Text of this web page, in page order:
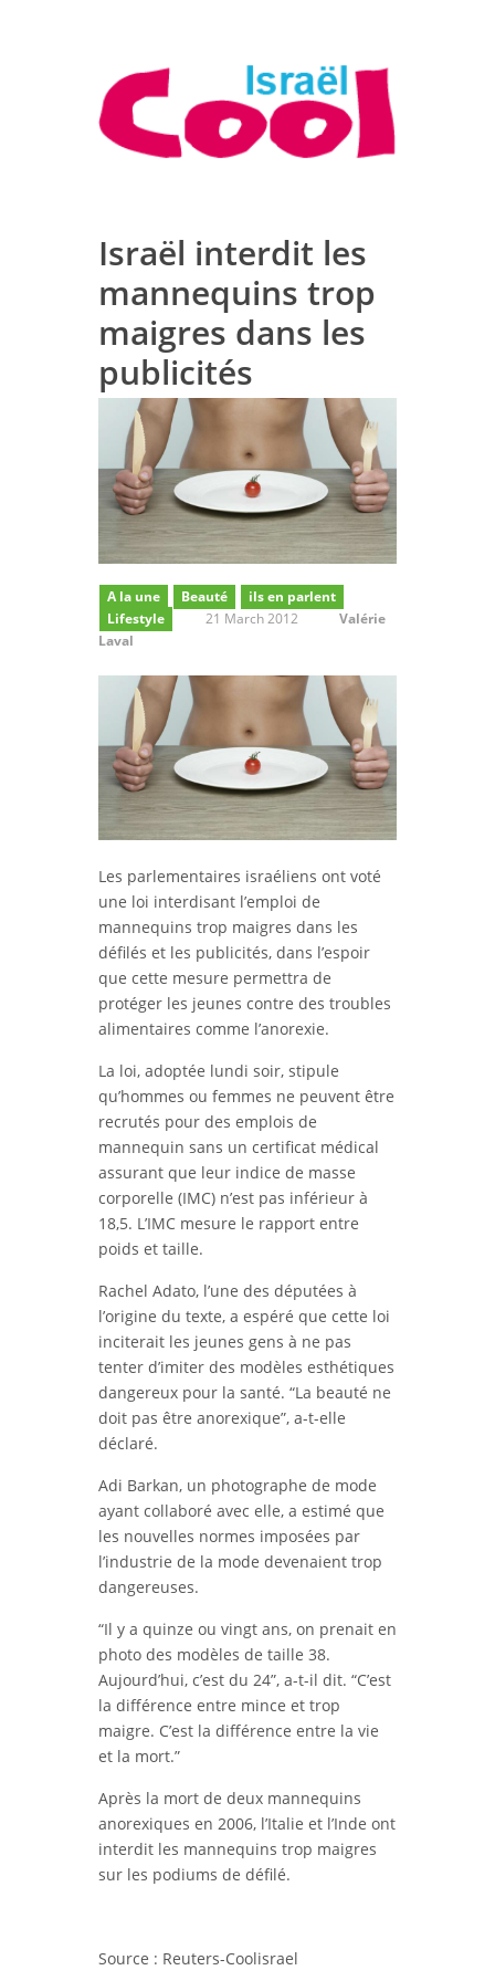
Israël interdit les
mannequins trop
maigres dans les
publicités
A la une Beauté
ils en parlent
Lifestyle
21 March 2012
Valérie
Laval
Les parlementaires israéliens ont voté
une loi interdisant l’emploi de
mannequins trop maigres dans les
défilés et les publicités, dans l’espoir
que cette mesure permettra de
protéger les jeunes contre des troubles
alimentaires comme l’anorexie.
La loi, adoptée lundi soir, stipule
qu’hommes ou femmes ne peuvent être
recrutés pour des emplois de
mannequin sans un certificat médical
assurant que leur indice de masse
corporelle (IMC) n’est pas inférieur à
18,5. L’IMC mesure le rapport entre
poids et taille.
Rachel Adato, l’une des députées à
l’origine du texte, a espéré que cette loi
inciterait les jeunes gens à ne pas
tenter d’imiter des modèles esthétiques
dangereux pour la santé. “La beauté ne
doit pas être anorexique”, a-t-elle
déclaré.
Adi Barkan, un photographe de mode
ayant collaboré avec elle, a estimé que
les nouvelles normes imposées par
l’industrie de la mode devenaient trop
dangereuses.
“Il y a quinze ou vingt ans, on prenait en
photo des modèles de taille 38.
Aujourd’hui, c’est du 24”, a-t-il dit. “C’est
la différence entre mince et trop
maigre. C’est la différence entre la vie
et la mort.”
Après la mort de deux mannequins
anorexiques en 2006, l’Italie et l’Inde ont
interdit les mannequins trop maigres
sur les podiums de défilé.
Source : Reuters-Coolisrael